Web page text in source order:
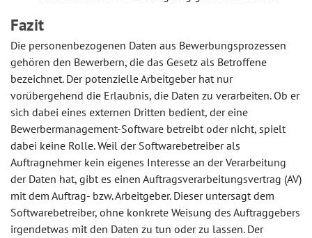
Fazit
Die personenbezogenen Daten aus Bewerbungsprozessen
gehören den Bewerbern, die das Gesetz als Betroffene
bezeichnet. Der potenzielle Arbeitgeber hat nur
vorübergehend die Erlaubnis, die Daten zu verarbeiten. Ob er
sich dabei eines externen Dritten bedient, der eine
Bewerbermanagement-Software betreibt oder nicht, spielt
dabei keine Rolle. Weil der Softwarebetreiber als
Auftragnehmer kein eigenes Interesse an der Verarbeitung
der Daten hat, gibt es einen Auftragsverarbeitungsvertrag (AV)
mit dem Auftrag- bzw. Arbeitgeber. Dieser untersagt dem
Softwarebetreiber, ohne konkrete Weisung des Auftraggebers
irgendetwas mit den Daten zu tun oder zu lassen. Der